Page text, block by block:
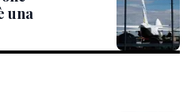
una